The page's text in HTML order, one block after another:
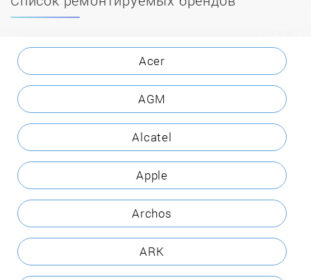
Acer
AGM
Alcatel
Apple
Archos
ARK